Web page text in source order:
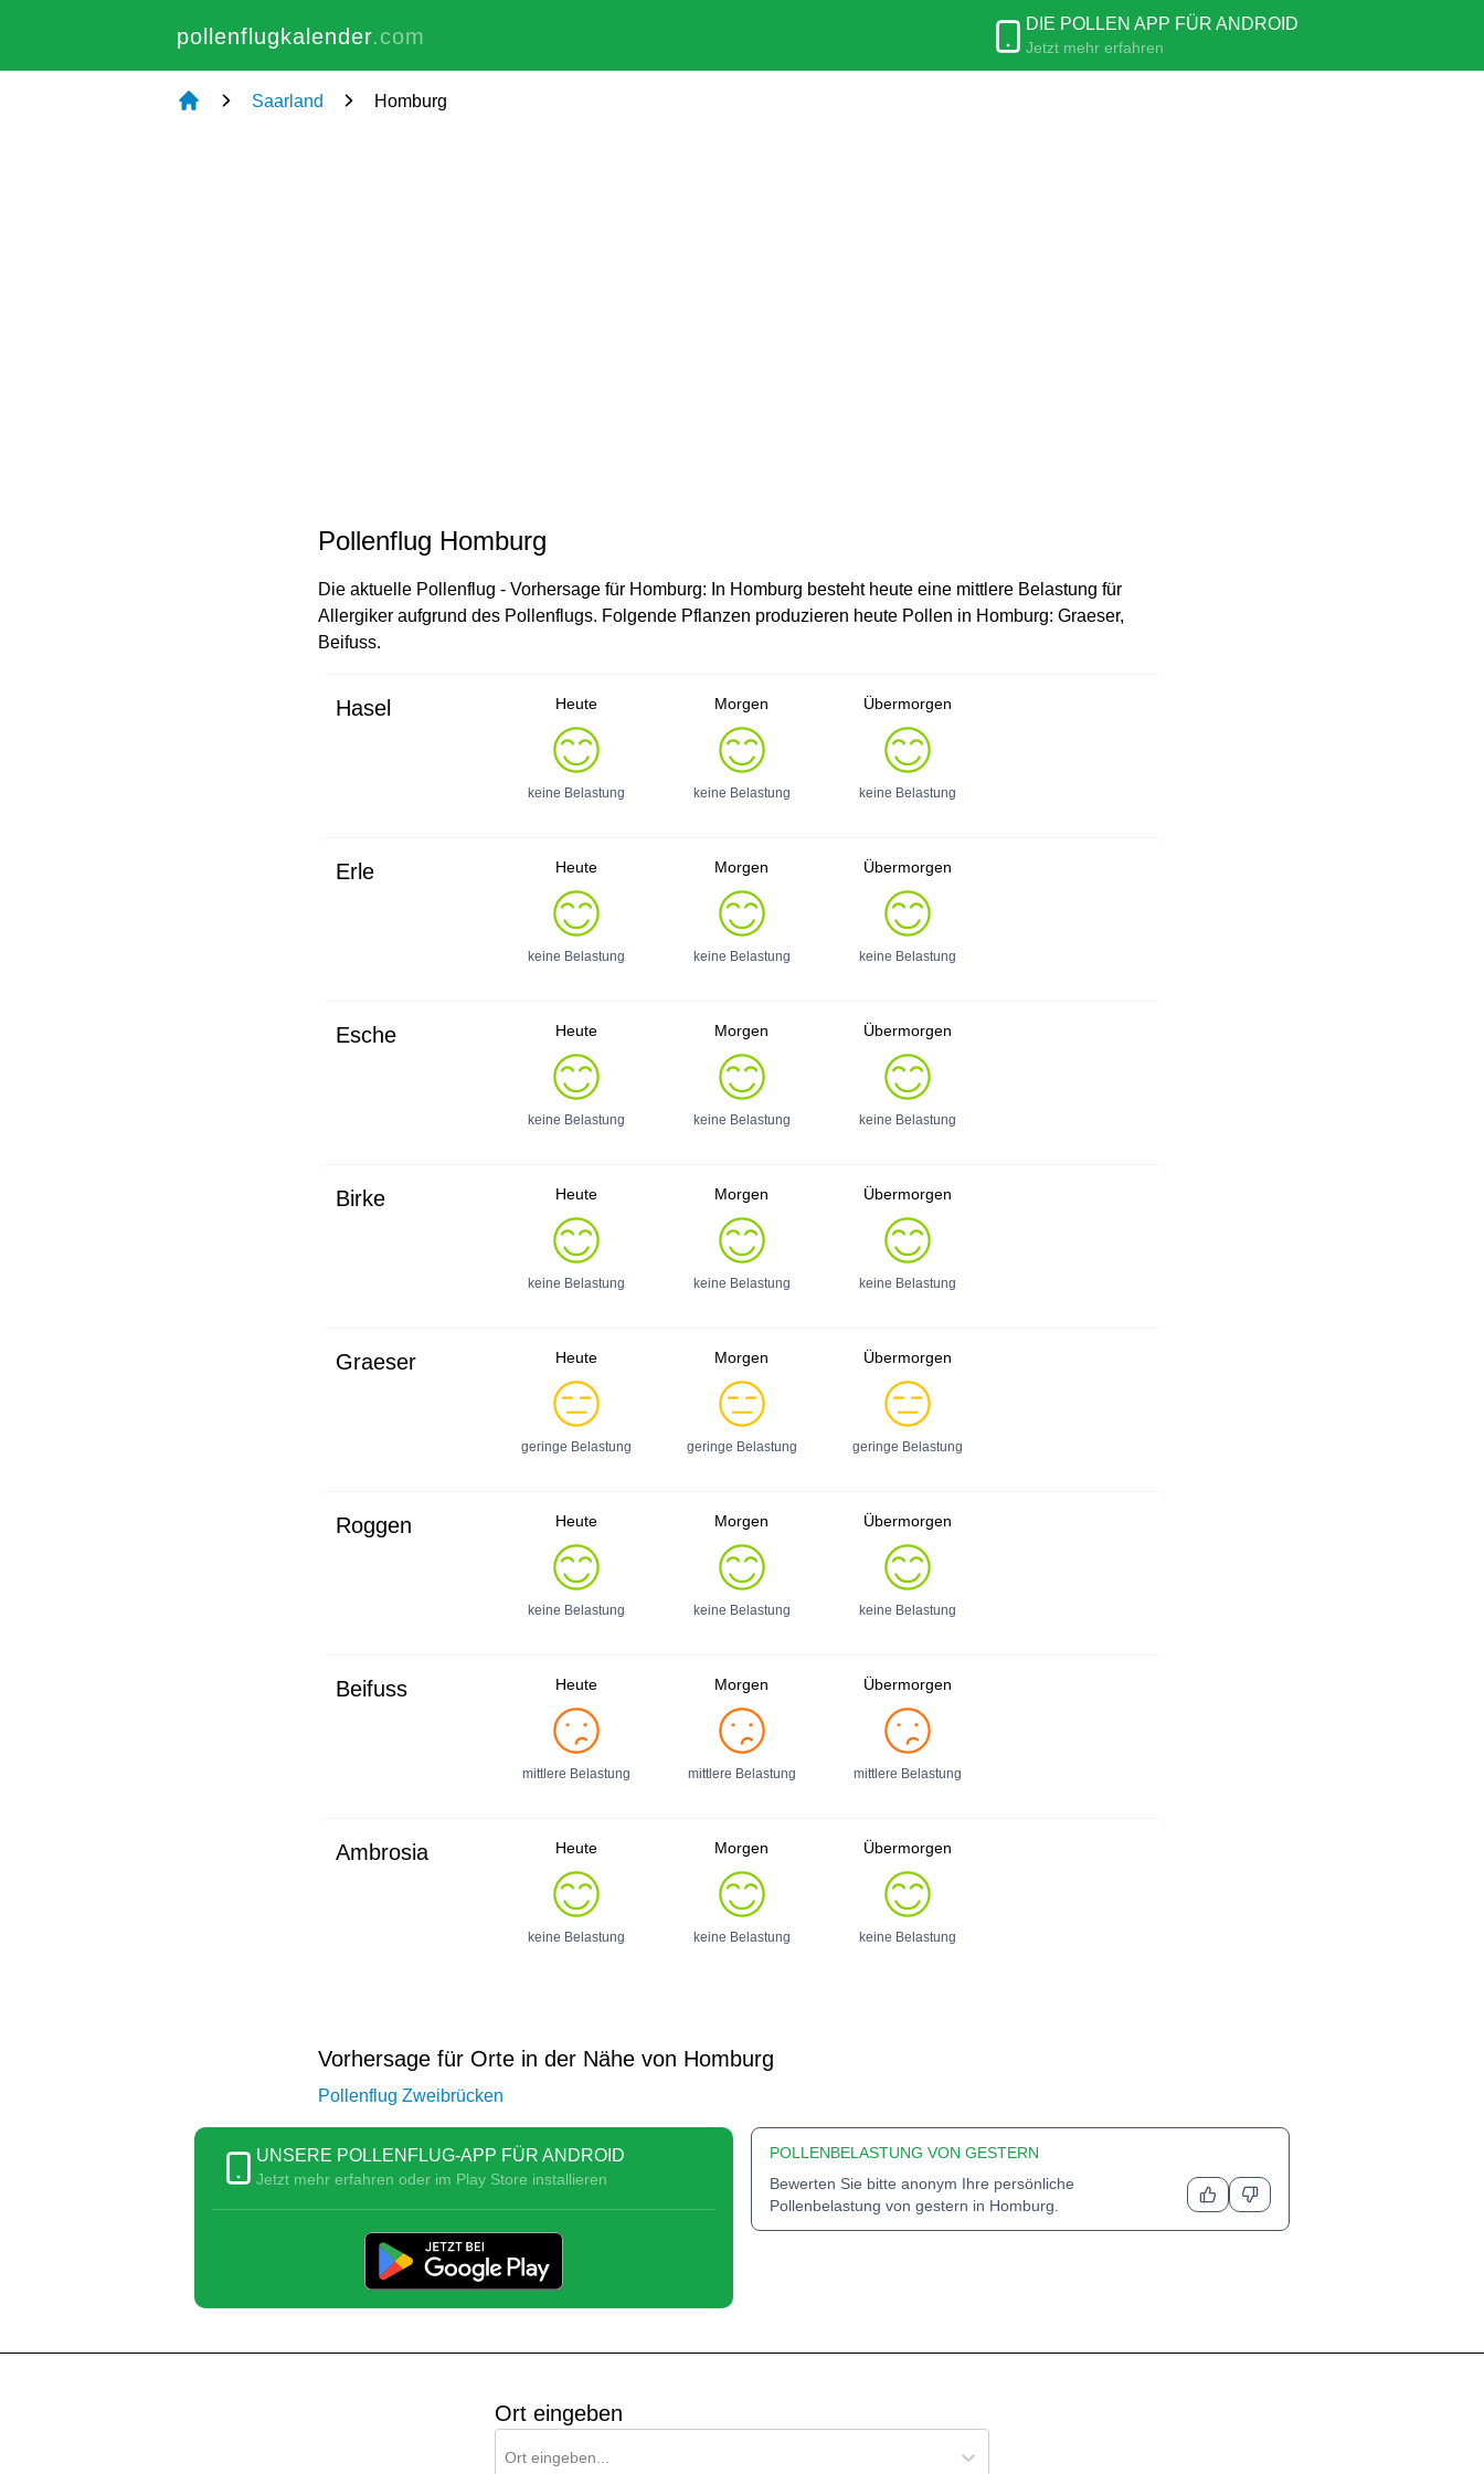
pollenflugkalender.com
DIE POLLEN APP FÜR ANDROID
Jetzt mehr erfahren
Saarland Homburg
Pollenflug Homburg
Die aktuelle Pollenflug - Vorhersage für Homburg: In Homburg besteht heute eine mittlere Belastung für
Allergiker aufgrund des Pollenflugs. Folgende Pflanzen produzieren heute Pollen in Homburg: Graeser,
Beifuss.
Hasel Heute
keine Belastung
Morgen
keine Belastung
Übermorgen
keine Belastung
Erle Heute
keine Belastung
Morgen
keine Belastung
Übermorgen
keine Belastung
Esche Heute
keine Belastung
Morgen
keine Belastung
Übermorgen
keine Belastung
Birke Heute
keine Belastung
Morgen
keine Belastung
Übermorgen
keine Belastung
Graeser Heute
geringe Belastung
Morgen
geringe Belastung
Übermorgen
geringe Belastung
Roggen Heute
keine Belastung
Morgen
keine Belastung
Übermorgen
keine Belastung
Beifuss Heute
mittlere Belastung
Morgen
mittlere Belastung
Übermorgen
mittlere Belastung
Ambrosia Heute
keine Belastung
Morgen
keine Belastung
Übermorgen
keine Belastung
Vorhersage für Orte in der Nähe von Homburg
Pollenflug Zweibrücken
UNSERE POLLENFLUG-APP FÜR ANDROID
Jetzt mehr erfahren oder im Play Store installieren
POLLENBELASTUNG VON GESTERN
Bewerten Sie bitte anonym Ihre persönliche
Pollenbelastung von gestern in Homburg
Ort eingeben
Ort eingeben...